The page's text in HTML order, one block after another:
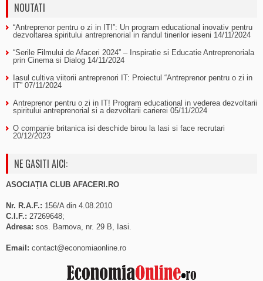
NOUTATI
“Antreprenor pentru o zi in IT!”: Un program educational inovativ pentru
dezvoltarea spiritului antreprenorial in randul tinerilor ieseni 14/11/2024
“Serile Filmului de Afaceri 2024” – Inspiratie si Educatie Antreprenoriala
prin Cinema si Dialog 14/11/2024
Iasul cultiva viitorii antreprenori IT: Proiectul “Antreprenor pentru o zi in
IT” 07/11/2024
Antreprenor pentru o zi in IT! Program educational in vederea dezvoltarii
spiritului antreprenorial si a dezvoltarii carierei 05/11/2024
O companie britanica isi deschide birou la Iasi si face recrutari
20/12/2023
NE GASITI AICI:
ASOCIAȚIA CLUB AFACERI.RO
Nr. R.A.F.: 156/A din 4.08.2010
C.I.F.: 27269648;
Adresa: sos. Barnova, nr. 29 B, Iasi.
Email: contact@economiaonline.ro